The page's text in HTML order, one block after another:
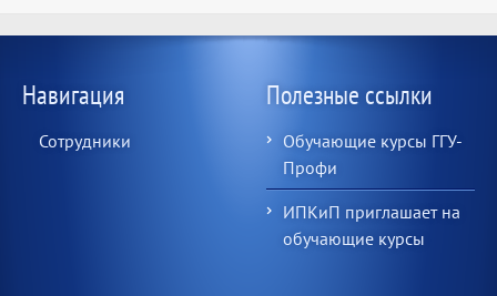
Навигация
Сотрудники
Полезные ссылки
Обучающие курсы ГГУ-
Профи
ИПКиП приглашает на
обучающие курсы